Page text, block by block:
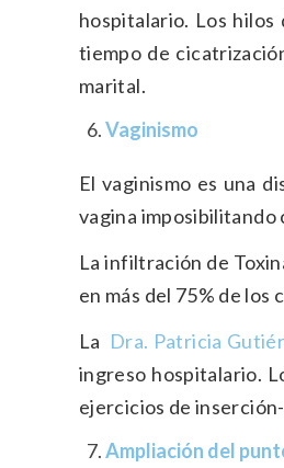
hospitalario. Los
tiempo de
marital.
Vaginismo
El vaginismo es una
vagina
La infiltración de
en más del 75% de los
La ​ Dra. Patricia
ingreso hospitalario.
ejercicios de
Ampliación del